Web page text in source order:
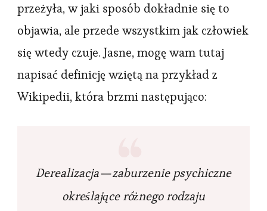
przeżyła, w jaki sposób dokładnie się to
objawia, ale przede wszystkim jak człowiek
się wtedy czuje. Jasne, mogę wam tutaj
napisać definicję wziętą na przykład z
Wikipedii, która brzmi następująco:
Derealizacja — zaburzenie psychiczne
określające różnego rodzaju